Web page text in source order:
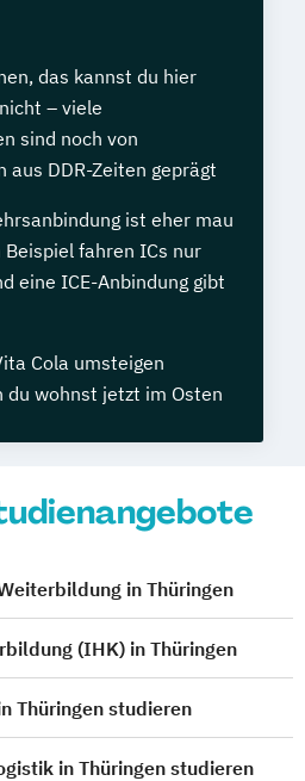
das kannst du hier
– viele
sind noch von
aus DDR-Zeiten geprägt
ist eher mau
Beispiel fahren ICs nur
eine ICE-Anbindung gibt
Cola umsteigen
du wohnst jetzt im Osten
in Thüringen
(IHK) in Thüringen
Thüringen studieren
in Thüringen studieren